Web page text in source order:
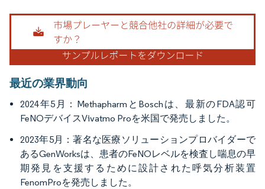
画像 © Mordor Intelligence。再利用にはCC BY 4.0の表示が必要です。
最近の業界動向
2024年5月：MethapharmとBoschは、最新のFDA認可
FeNOデバイスVivatmo Proを米国で発売しました。
2023年5月：著名な医療ソリューションプロバイダーで
あるGenWorksは、患者のFeNOレベルを検査し喘息の早
期発見を支援するために設計された呼気分析装置
FenomProを発売しました。